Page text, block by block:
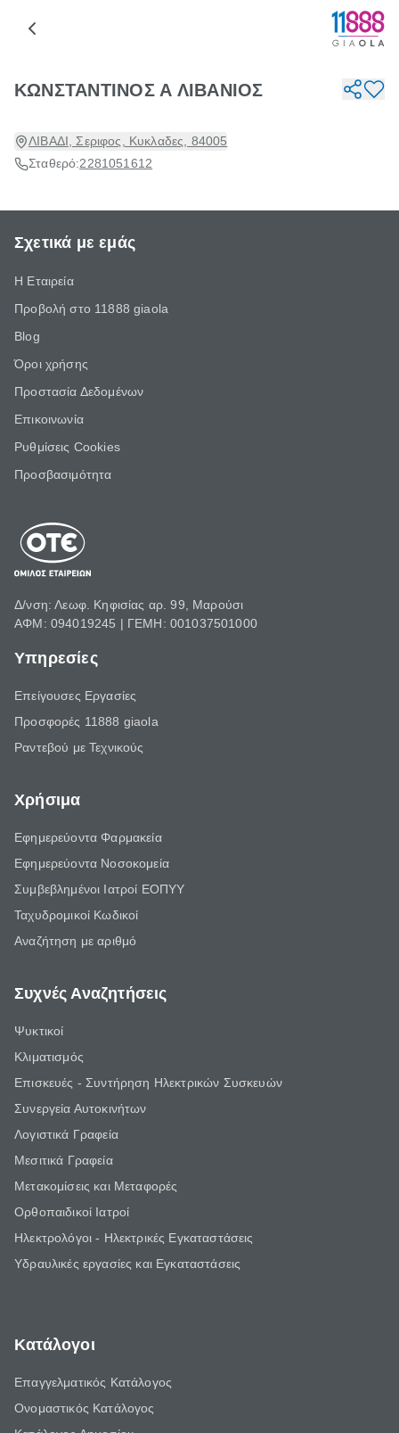
ΚΩΝΣΤΑΝΤΙΝΟΣ Α ΛΙΒΑΝΙΟΣ
ΛΙΒΑΔΙ, Σεριφος, Κυκλαδες, 84005
Σταθερό:2281051612
Σχετικά με εμάς
Η Εταιρεία
Προβολή στο 11888 giaola
Blog
Όροι χρήσης
Προστασία Δεδομένων
Επικοινωνία
Ρυθμίσεις Cookies
Προσβασιμότητα
Δ/νση: Λεωφ. Κηφισίας αρ. 99, Μαρούσι
ΑΦΜ: 094019245 | ΓΕΜΗ: 001037501000
Υπηρεσίες
Επείγουσες Εργασίες
Προσφορές 11888 giaola
Ραντεβού με Τεχνικούς
Χρήσιμα
Εφημερεύοντα Φαρμακεία
Εφημερεύοντα Νοσοκομεία
Συμβεβλημένοι Ιατροί ΕΟΠΥΥ
Ταχυδρομικοί Κωδικοί
Αναζήτηση με αριθμό
Συχνές Αναζητήσεις
Ψυκτικοί
Κλιματισμός
Επισκευές - Συντήρηση Ηλεκτρικών Συσκευών
Συνεργεία Αυτοκινήτων
Λογιστικά Γραφεία
Μεσιτικά Γραφεία
Μετακομίσεις και Μεταφορές
Ορθοπαιδικοί Ιατροί
Ηλεκτρολόγοι - Ηλεκτρικές Εγκαταστάσεις
Υδραυλικές εργασίες και Εγκαταστάσεις
Κατάλογοι
Επαγγελματικός Κατάλογος
Ονομαστικός Κατάλογος